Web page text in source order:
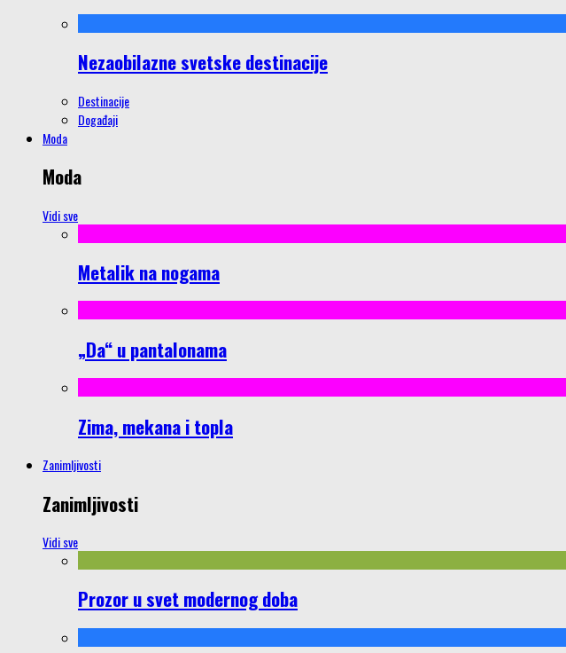
Nezaobilazne svetske destinacije
Destinacije
Događaji
Moda
Moda
Vidi sve
Metalik na nogama
„Da“ u pantalonama
Zima, mekana i topla
Zanimljivosti
Zanimljivosti
Vidi sve
Prozor u svet modernog doba